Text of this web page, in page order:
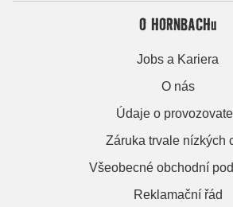
O HORNBACHu
Jobs a Kariera
O nás
Údaje o
Záruka trvale nízkých
Všeobecné obchodní
Reklamační řád